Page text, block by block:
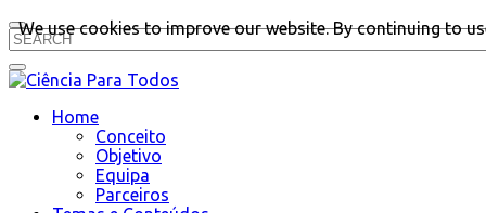
Home
Conceito
Objetivo
Equipa
Parceiros
We use cookies to improve our website. By continuing to